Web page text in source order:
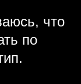
что
по